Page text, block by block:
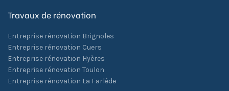
Travaux de rénovation
Entreprise rénovation Brignoles
Entreprise rénovation Cuers
Entreprise rénovation Hyères
Entreprise rénovation Toulon
Entreprise rénovation La Farlède